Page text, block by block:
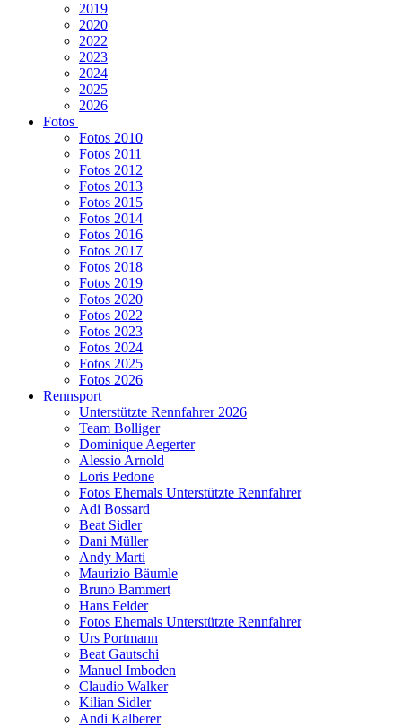
2019
2020
2022
2023
2024
2025
2026
Fotos
Fotos 2010
Fotos 2011
Fotos 2012
Fotos 2013
Fotos 2015
Fotos 2014
Fotos 2016
Fotos 2017
Fotos 2018
Fotos 2019
Fotos 2020
Fotos 2022
Fotos 2023
Fotos 2024
Fotos 2025
Fotos 2026
Rennsport
Unterstützte Rennfahrer 2026
Team Bolliger
Dominique Aegerter
Alessio Arnold
Loris Pedone
Fotos Ehemals Unterstützte Rennfahrer
Adi Bossard
Beat Sidler
Dani Müller
Andy Marti
Maurizio Bäumle
Bruno Bammert
Hans Felder
Fotos Ehemals Unterstützte Rennfahrer
Urs Portmann
Beat Gautschi
Manuel Imboden
Claudio Walker
Kilian Sidler
Andi Kalberer